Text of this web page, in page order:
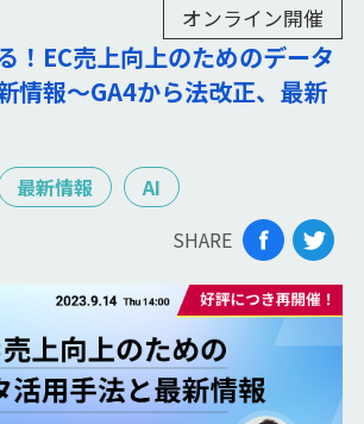
オンライン開催
！EC売上向上のためのデータ
情報～GA4から法改正、最新
最新情報
AI
SHARE